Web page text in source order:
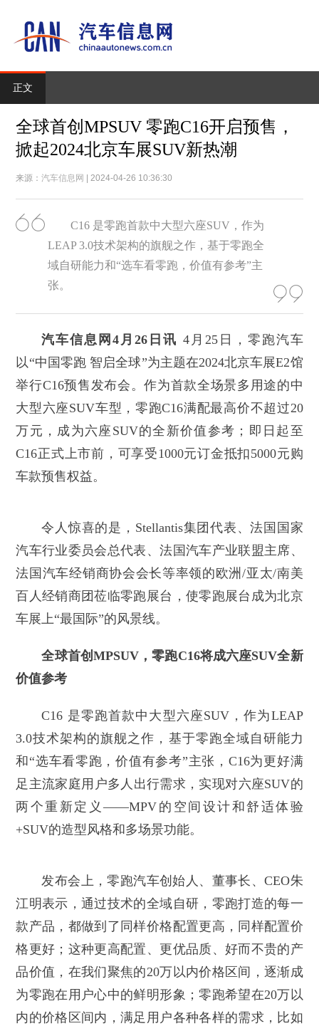
正文
全球首创MPSUV 零跑C16开启预售，
掀起2024北京车展SUV新热潮
来源：汽车信息网 | 2024-04-26 10:36:30
C16 是零跑首款中大型六座SUV，作为
LEAP 3.0技术架构的旗舰之作，基于零跑全
域自研能力和“选车看零跑，价值有参考”主
张。
汽车信息网4月26日讯 4月25日，零跑汽车
以“中国零跑 智启全球”为主题在2024北京车展E2馆
举行C16预售发布会。作为首款全场景多用途的中
大型六座SUV车型，零跑C16满配最高价不超过20
万元，成为六座SUV的全新价值参考；即日起至
C16正式上市前，可享受1000元订金抵扣5000元购
车款预售权益。
令人惊喜的是，Stellantis集团代表、法国国家
汽车行业委员会总代表、法国汽车产业联盟主席、
法国汽车经销商协会会长等率领的欧洲/亚太/南美
百人经销商团莅临零跑展台，使零跑展台成为北京
车展上“最国际”的风景线。
全球首创MPSUV ，零跑C16将成六座SUV全新
价值参考
C16 是零跑首款中大型六座SUV，作为LEAP
3.0技术架构的旗舰之作，基于零跑全域自研能力
和“选车看零跑，价值有参考”主张，C16为更好满
足主流家庭用户多人出行需求，实现对六座SUV的
两个重新定义——MPV的空间设计和舒适体验
+SUV的造型风格和多场景功能。
发布会上，零跑汽车创始人、董事长、CEO朱
江明表示，通过技术的全域自研，零跑打造的每一
款产品，都做到了同样价格配置更高，同样配置价
格更好；这种更高配置、更优品质、好而不贵的产
品价值，在我们聚焦的20万以内价格区间，逐渐成
为零跑在用户心中的鲜明形象；零跑希望在20万以
内的价格区间内，满足用户各种各样的需求，比如